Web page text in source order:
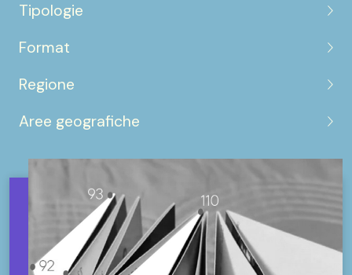
Tipologie
Format
Regione
Aree geografiche